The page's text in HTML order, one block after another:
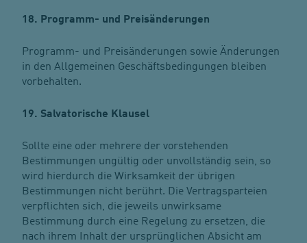
18. Programm- und Preisänderungen
Programm- und Preisänderungen sowie Änderungen
in den Allgemeinen Geschäftsbedingungen bleiben
vorbehalten.
19. Salvatorische Klausel
Sollte eine oder mehrere der vorstehenden
Bestimmungen ungültig oder unvollständig sein, so
wird hierdurch die Wirksamkeit der übrigen
Bestimmungen nicht berührt. Die Vertragsparteien
verpflichten sich, die jeweils unwirksame
Bestimmung durch eine Regelung zu ersetzen, die
nach ihrem Inhalt der ursprünglichen Absicht am